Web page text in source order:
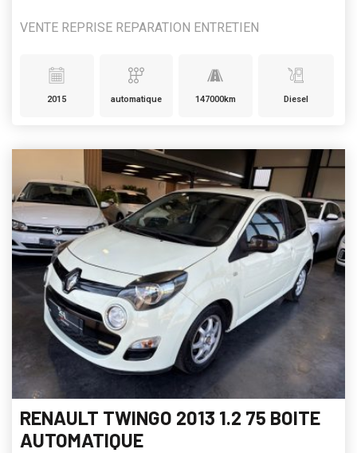
VENTE REPRISE REPARATION ENTRETIEN
2015 automatique 147000km Diesel
RENAULT TWINGO 2013 1.2 75 BOITE
AUTOMATIQUE